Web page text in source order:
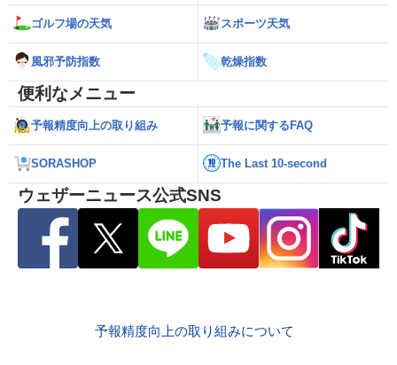
ゴルフ場の天気 スポーツ天気
風邪予防指数 乾燥指数
便利なメニュー
予報精度向上の取り組み 予報に関するFAQ
SORASHOP The Last 10-second
ウェザーニュース公式SNS
予報精度向上の取り組みについて